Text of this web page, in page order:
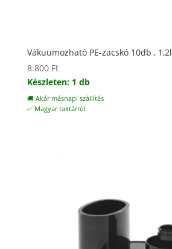
Vákuumozható PE-zacskó 10db , 1,2l
8.800 Ft
Készleten: 1 db
🚚 Akár másnapi szállítás
✅ Magyar raktárról